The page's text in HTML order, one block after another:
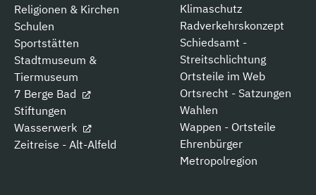
Religionen & Kirchen
Schulen
Sportstätten
Stadtmuseum &
Tiermuseum
7 Berge Bad
Stiftungen
Wasserwerk
Zeitreise - Alt-Alfeld
Klimaschutz
Radverkehrskonzept
Schiedsamt -
Streitschlichtung
Ortsteile im Web
Ortsrecht - Satzungen
Wahlen
Wappen - Ortsteile
Ehrenbürger
Metropolregion